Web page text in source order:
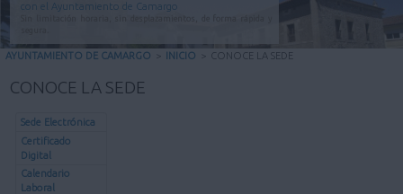
CARPETA CIUDADANA
con el Ayuntamiento de Camargo
AYUNTAMIENTO DE CAMARGO > INICIO > CONOCE LA SEDE
CONOCE LA SEDE
Sede Electrónica
Certificado
Digital
Calendario
Laboral